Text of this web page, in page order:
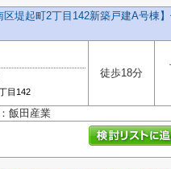
区堤起町2丁目142新築戸建A号棟
目142
徒歩18分
飯田産業